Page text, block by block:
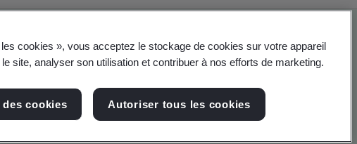
and Verification
cookies », vous acceptez le stockage de cookies sur votre appareil
site, analyser son utilisation et contribuer à nos efforts de marketing.
des cookies Autoriser tous les cookies